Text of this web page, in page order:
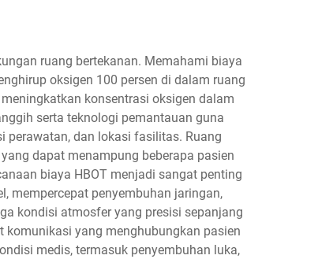
ruang bertekanan. Memahami biaya
oksigen 100 persen di dalam ruang
konsentrasi oksigen dalam
serta teknologi pemantauan guna
perawatan, dan lokasi fasilitas. Ruang
dapat menampung beberapa pasien
biaya HBOT menjadi sangat penting
mempercepat penyembuhan jaringan,
kondisi atmosfer yang presisi sepanjang
komunikasi yang menghubungkan pasien
medis, termasuk penyembuhan luka,